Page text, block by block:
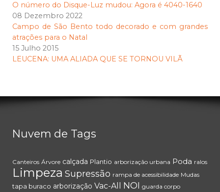
O número do Disque-Luz mudou: Agora é 4040-1640
08 Dezembro 2022
Campo de São Bento todo decorado e com grandes
atrações para o Natal
15 Julho 2015
LEUCENA: UMA ALIADA QUE SE TORNOU VILÃ
Nuvem de Tags
Canteiros Árvore calçada Plantio arborização urbana Poda ralos
Limpeza Supressão rampa de acessibilidade Mudas
tapa buraco arborização Vac-All NOI guarda corpo